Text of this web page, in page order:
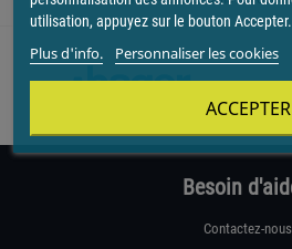
Besoin
Contactez-nous
utilisation, appuyez sur le bouton Accepter.
Plus d'info. Personnaliser les cookies
ACCEPTER